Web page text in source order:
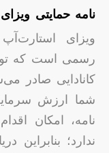
نامه حمایتی ویزای
ویزای
رسمی است که
کانادایی صادر
شما ارزش
نامه، امکان
ندارد؛ بنابراین